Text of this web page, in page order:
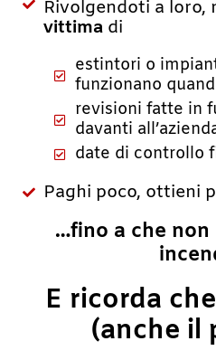
Rivolgendoti a loro,
vittimadi
estintori o
funzionano
revisioni fatte in
davanti
date di controllo
Paghi poco, ottieni
…fino a che
E ricorda
(anche il